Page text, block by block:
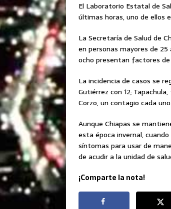
El Laboratorio Estatal de
últimas horas, uno de ellos
La Secretaría de Salud de
en personas mayores de
ocho presentan factores de
La incidencia de casos se
Gutiérrez con 12;
Corzo, un contagio cada uno.
Aunque Chiapas se
esta época invernal,
síntomas para usar de
de acudir a la unidad de
¡Comparte la nota!